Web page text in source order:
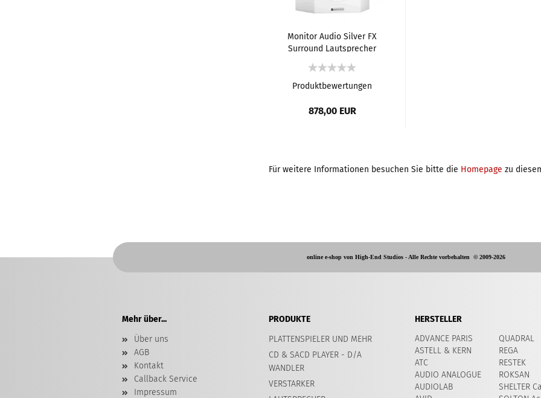
Monitor Audio Silver FX
Surround Lautsprecher
Produktbewertungen
878,00 EUR
Für weitere Informationen besuchen Sie bitte die Homepage zu
online e-shop von High-End Studios - Alle Rechte vorbehalten © 2009-2026
Mehr über...
Über uns
AGB
Kontakt
Callback Service
Impressum
PRODUKTE
PLATTENSPIELER UND MEHR
CD & SACD PLAYER - D/A
WANDLER
VERSTARKER
HERSTELLER
ADVANCE PARIS
ASTELL & KERN
ATC
AUDIO ANALOGUE
AUDIOLAB
QUADRAL
REGA
RESTEK
ROKSAN
SHELTER